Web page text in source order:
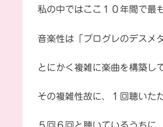
私の中ではここ１０年間で最
音楽性は「プログレのデスメ
とにかく複雑に楽曲を構築し
その複雑性故に、１回聴いた
５回６回と聴いているうちに